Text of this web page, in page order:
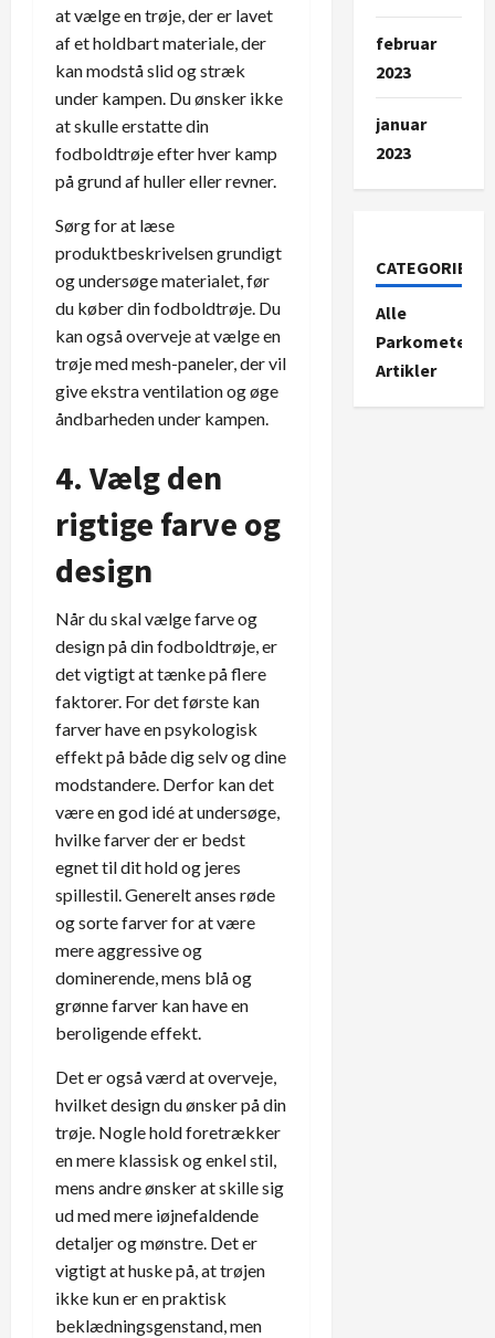
at vælge en trøje, der er lavet
af et holdbart materiale, der
kan modstå slid og stræk
under kampen. Du ønsker ikke
at skulle erstatte din
fodboldtrøje efter hver kamp
på grund af huller eller revner.
Sørg for at læse
produktbeskrivelsen grundigt
og undersøge materialet, før
du køber din fodboldtrøje. Du
kan også overveje at vælge en
trøje med mesh-paneler, der vil
give ekstra ventilation og øge
åndbarheden under kampen.
4. Vælg den
rigtige farve og
design
Når du skal vælge farve og
design på din fodboldtrøje, er
det vigtigt at tænke på flere
faktorer. For det første kan
farver have en psykologisk
effekt på både dig selv og dine
modstandere. Derfor kan det
være en god idé at undersøge,
hvilke farver der er bedst
egnet til dit hold og jeres
spillestil. Generelt anses røde
og sorte farver for at være
mere aggressive og
dominerende, mens blå og
grønne farver kan have en
beroligende effekt.
Det er også værd at overveje,
hvilket design du ønsker på din
trøje. Nogle hold foretrækker
en mere klassisk og enkel stil,
mens andre ønsker at skille sig
ud med mere iøjnefaldende
detaljer og mønstre. Det er
vigtigt at huske på, at trøjen
ikke kun er en praktisk
beklædningsgenstand, men
februar
2023
januar
2023
CATEGORIES
Alle
Parkometer-
Artikler